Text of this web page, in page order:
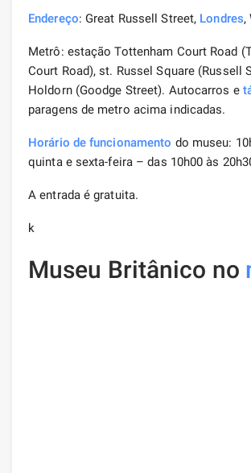
Endereço: Great Russell Street, Londres,
Metrô: estação Tottenham Court Road
Court Road), st. Russel Square (Russell
Holdorn (Goodge Street). Autocarros e
paragens de metro acima indicadas.
Horário de funcionamento do museu:
quinta e sexta-feira – das 10h00 às
A entrada é gratuita.
k
Museu Britânico no